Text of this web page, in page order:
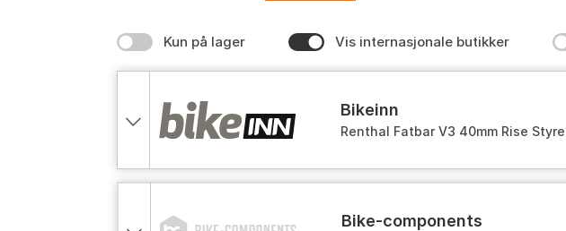
Kun på lager Vis internasjonale butikker
bikeinn
Renthal Fatbar V3 40mm Rise Styre
bike-components